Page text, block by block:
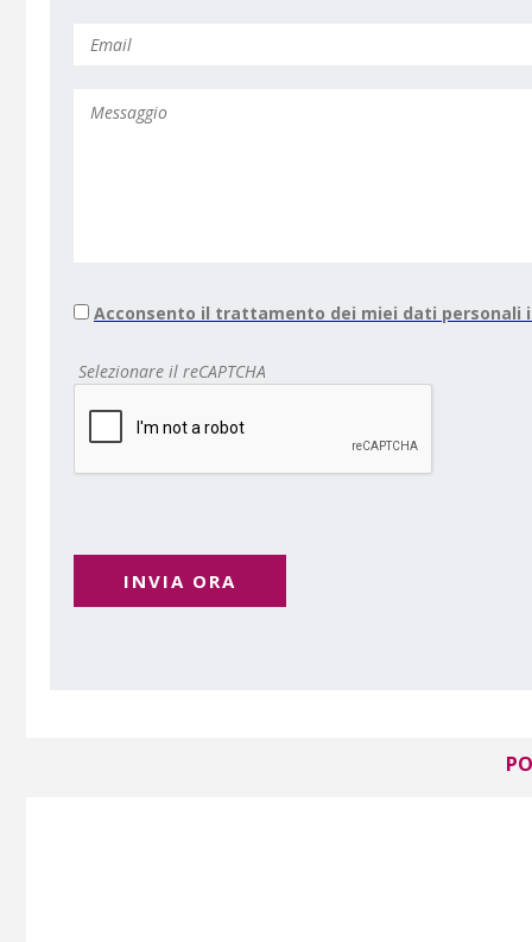
Acconsento il trattamento dei miei dati personali
Selezionare il reCAPTCHA
INVIA ORA